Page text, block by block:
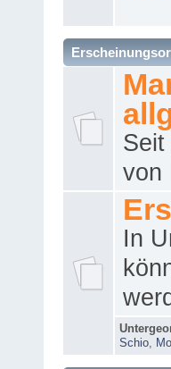
von
In
Schio